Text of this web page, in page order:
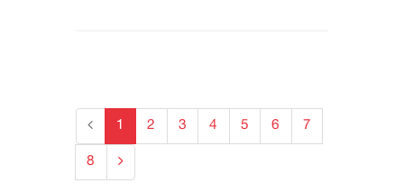
1 2 3 4 5 6 7
8